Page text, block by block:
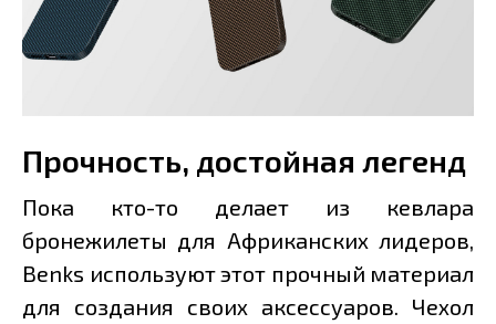
Прочность, достойная легенд
Пока кто-то делает из кевлара
бронежилеты для Африканских лидеров,
Benks используют этот прочный материал
для создания своих аксессуаров. Чехол